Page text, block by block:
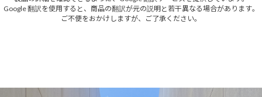
Google 翻訳を使用すると、商品の翻訳が元の説明と若干異なる場合があります。
ご不便をおかけしますが、ご了承ください。